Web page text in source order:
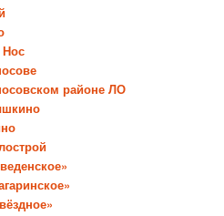
Нос
районе ЛО